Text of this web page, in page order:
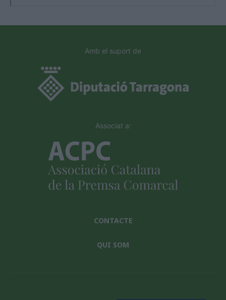
Amb el suport de
Associat a:
CONTACTE
QUI SOM